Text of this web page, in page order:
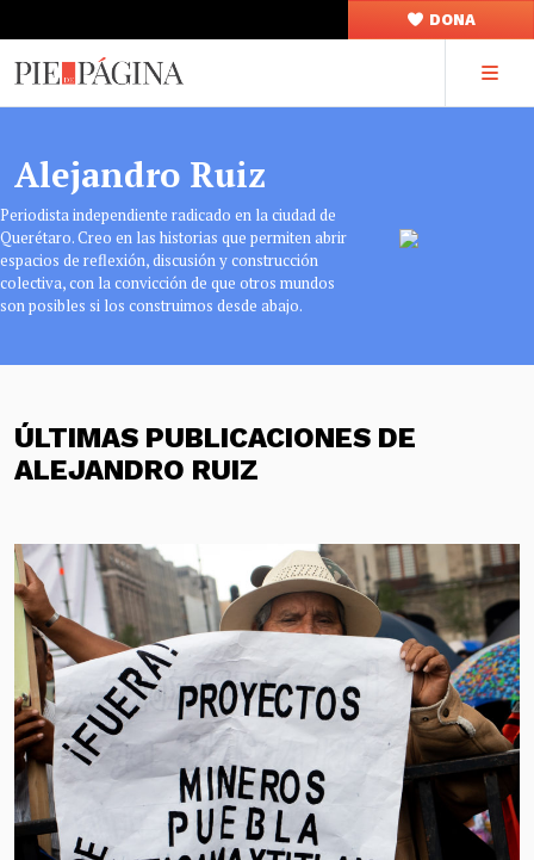
DONA
Alejandro Ruiz
Periodista independiente radicado en la ciudad de
Querétaro. Creo en las historias que permiten abrir
espacios de reflexión, discusión y construcción
colectiva, con la convicción de que otros mundos
son posibles si los construimos desde abajo.
ÚLTIMAS PUBLICACIONES DE
ALEJANDRO RUIZ